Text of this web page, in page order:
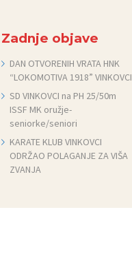
Zadnje objave
DAN OTVORENIH VRATA HNK
“LOKOMOTIVA 1918” VINKOVCI
SD VINKOVCI na PH 25/50m
ISSF MK oružje-
seniorke/seniori
KARATE KLUB VINKOVCI
ODRŽAO POLAGANJE ZA VIŠA
ZVANJA